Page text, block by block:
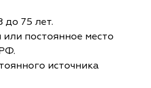
до 75 лет.
постоянное место
источника